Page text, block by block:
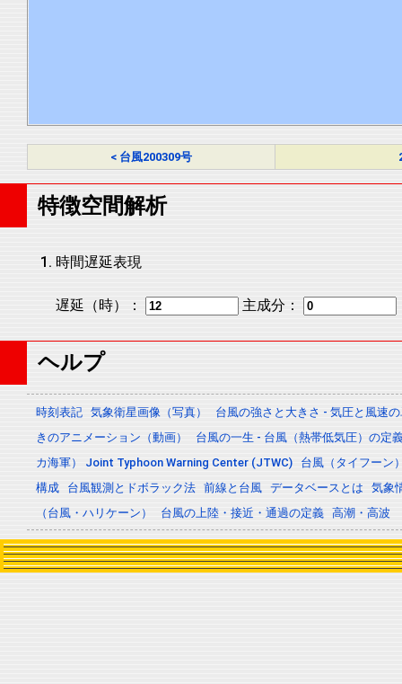
< 台風200309号
特徴空間解析
時間遅延表現
遅延（時）： 主成分：
ヘルプ
時刻表記 気象衛星画像（写真）
台風の強さと大きさ - 気圧と風速
きのアニメーション（動画）
台風の一生 - 台風（熱帯低気圧）の定
カ海軍） Joint Typhoon Warning Center (JTWC)
台風（タイフーン
構成
台風観測とドボラック法 前線と台風 データベースとは
気象
（台風・ハリケーン）
台風の上陸・接近・通過の定義 高潮・高波